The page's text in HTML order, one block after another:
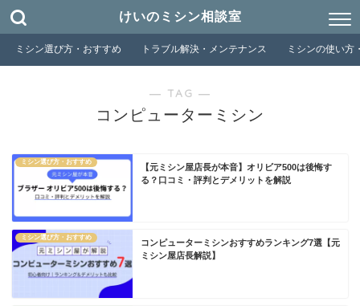
けいのミシン相談室
ミシン選び方・おすすめ トラブル解決・メンテナンス ミシンの使い方
― TAG ―
コンピューターミシン
ミシン選び方・おすすめ
【元ミシン屋店長が本音】オリビア500は後悔す
る？口コミ・評判とデメリットを解説
ミシン選び方・おすすめ
コンピューターミシンおすすめランキング7選【元
ミシン屋店長解説】